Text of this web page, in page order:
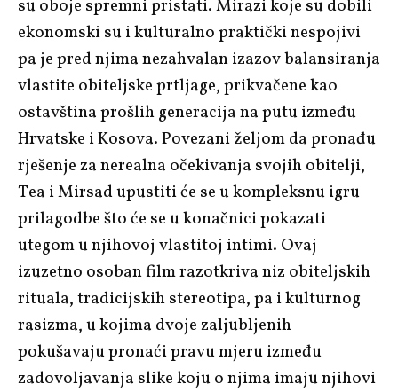
su oboje spremni pristati. Mirazi koje su dobili
ekonomski su i kulturalno praktički nespojivi
pa je pred njima nezahvalan izazov balansiranja
vlastite obiteljske prtljage, prikvačene kao
ostavština prošlih generacija na putu između
Hrvatske i Kosova. Povezani željom da pronađu
rješenje za nerealna očekivanja svojih obitelji,
Tea i Mirsad upustiti će se u kompleksnu igru
prilagodbe što će se u konačnici pokazati
utegom u njihovoj vlastitoj intimi. Ovaj
izuzetno osoban film razotkriva niz obiteljskih
rituala, tradicijskih stereotipa, pa i kulturnog
rasizma, u kojima dvoje zaljubljenih
pokušavaju pronaći pravu mjeru između
zadovoljavanja slike koju o njima imaju njihovi